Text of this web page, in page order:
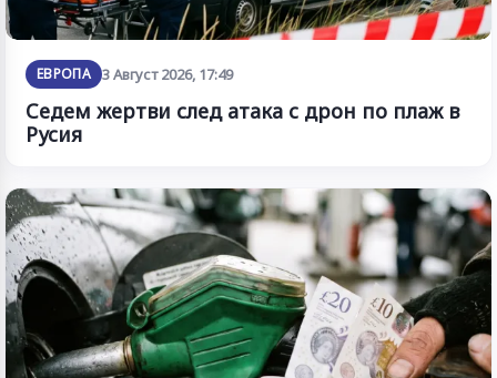
ЕВРОПА 3 Август 2026, 17:49
Седем жертви след атака с дрон по плаж в
Русия